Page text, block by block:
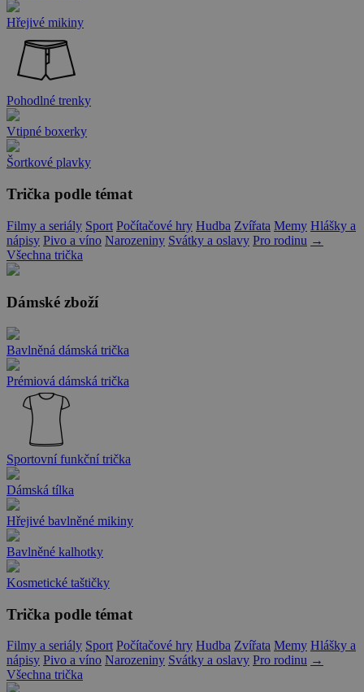
Hřejivé mikiny
Pohodlné trenky
Vtipné boxerky
Šortkové plavky
Trička podle témat
Filmy a seriály Sport Počítačové hry Hudba Zvířata Memy Hlášky a
nápisy Pivo a víno Narozeniny Svátky a oslavy Pro rodinu →
Všechna trička
Dámské zboží
Bavlněná dámská trička
Prémiová dámská trička
Sportovní funkční trička
Dámská tílka
Hřejivé bavlněné mikiny
Bavlněné kalhotky
Kosmetické taštičky
Trička podle témat
Filmy a seriály Sport Počítačové hry Hudba Zvířata Memy Hlášky a
nápisy Pivo a víno Narozeniny Svátky a oslavy Pro rodinu →
Všechna trička